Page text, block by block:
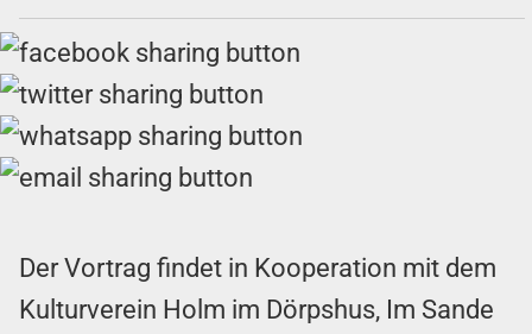
Der Vortrag findet in Kooperation mit dem
Kulturverein Holm im Dörpshus, Im Sande